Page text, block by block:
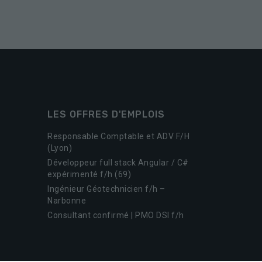
LES OFFRES D'EMPLOIS
Responsable Comptable et ADV F/H
(Lyon)
Développeur full stack Angular / C#
expérimenté f/h (69)
Ingénieur Géotechnicien f/h –
Narbonne
Consultant confirmé | PMO DSI f/h